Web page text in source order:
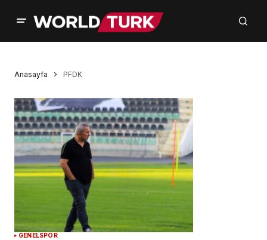
Anasayfa PFDK
GENELSPOR